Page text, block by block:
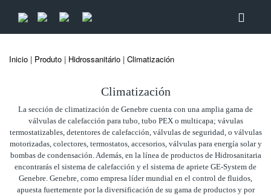
Inicio | Produto | Hidrossanitário | Climatización
Climatización
La sección de climatización de Genebre cuenta con una amplia gama de
válvulas de calefacción para tubo, tubo PEX o multicapa; vávulas
termostatizables, detentores de calefacción, válvulas de seguridad, o válvulas
motorizadas, colectores, termostatos, accesorios, válvulas para energía solar y
bombas de condensación. Además, en la línea de productos de Hidrosanitaria
encontrarás el sistema de calefacción y el sistema de apriete GE-System de
Genebre. Genebre, como empresa líder mundial en el control de fluidos,
apuesta fuertemente por la diversificación de su gama de productos y por